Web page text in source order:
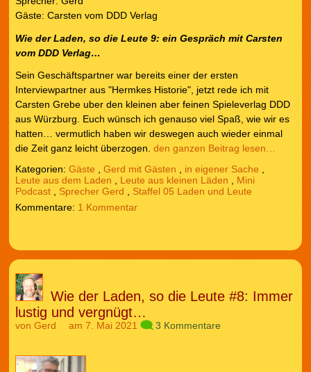
Gäste: Carsten vom DDD Verlag
Wie der Laden, so die Leute9: ein Gespräch mit Carsten
vom DDD Verlag…
Sein Geschäftspartner war bereits einer der ersten
Interviewpartner aus "Hermkes Historie", jetzt rede ich mit
Carsten Grebe uber den kleinen aber feinen Spieleverlag DDD
aus Würzburg. Euch wünsch ich genauso viel Spaß, wie wir es
hatten… vermutlich haben wir deswegen auch wieder einmal
die Zeit ganz leicht überzogen. den ganzen Beitrag lesen…
Kategorien: Gäste Gerd mit Gästen in eigener Sache
Leute aus dem Laden
Leute aus kleinen Läden
Mini
Podcast, Sprecher Gerd
Staffel 05 Laden und Leute
1 Kommentar
Wie der Laden, so die Leute #8: Immer
lustig und vergnügt…
von Gerd am 7. Mai 2021 3 Kommentare